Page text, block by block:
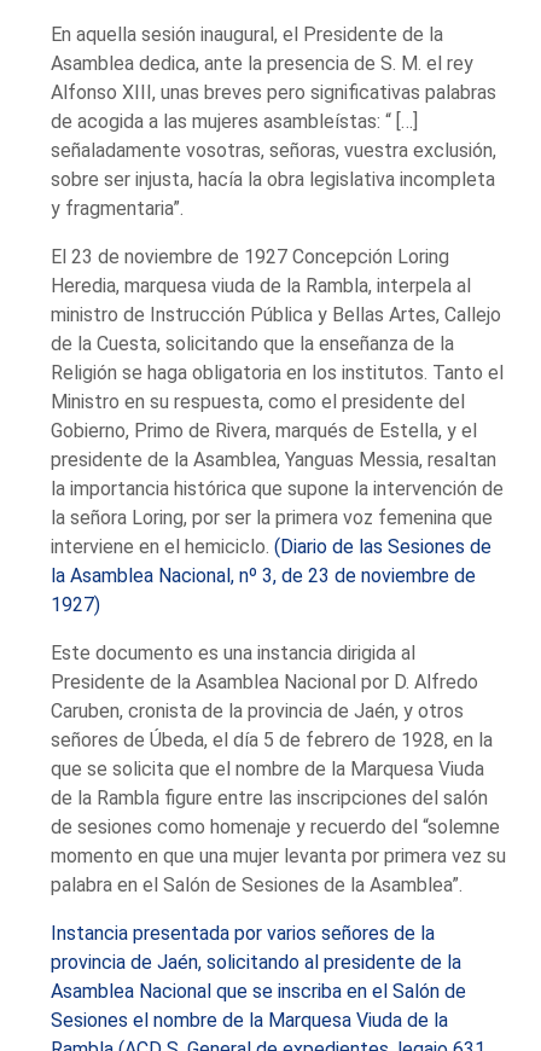
En aquella sesión inaugural, el Presidente de la
Asamblea dedica, ante la presencia de S. M. el rey
Alfonso XIII, unas breves pero significativas palabras
de acogida a las mujeres asambleístas: “ […]
señaladamente vosotras, señoras, vuestra exclusión,
sobre ser injusta, hacía la obra legislativa incompleta
y fragmentaria”.
El 23 de noviembre de 1927 Concepción Loring
Heredia, marquesa viuda de la Rambla, interpela al
ministro de Instrucción Pública y Bellas Artes, Callejo
de la Cuesta, solicitando que la enseñanza de la
Religión se haga obligatoria en los institutos. Tanto el
Ministro en su respuesta, como el presidente del
Gobierno, Primo de Rivera, marqués de Estella, y el
presidente de la Asamblea, Yanguas Messia, resaltan
la importancia histórica que supone la intervención de
la señora Loring, por ser la primera voz femenina que
interviene en el hemiciclo.(Diario de las Sesiones de
la Asamblea Nacional, nº 3, de 23 de noviembre de
1927)
Este documento es una instancia dirigida al
Presidente de la Asamblea Nacional por D. Alfredo
Caruben, cronista de la provincia de Jaén, y otros
señores de Úbeda, el día 5 de febrero de 1928, en la
que se solicita que el nombre de la Marquesa Viuda
de la Rambla figure entre las inscripciones del salón
de sesiones como homenaje y recuerdo del “solemne
momento en que una mujer levanta por primera vez su
palabra en el Salón de Sesiones de la Asamblea”.
Instancia presentada por varios señores de la
provincia de Jaén, solicitando al presidente de la
Asamblea Nacional que se inscriba en el Salón de
Sesiones el nombre de la Marquesa Viuda de la